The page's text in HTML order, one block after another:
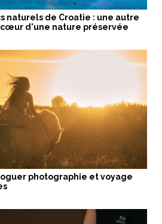
naturels de Croatie : une autre
d'une nature préservée
photographie et voyage